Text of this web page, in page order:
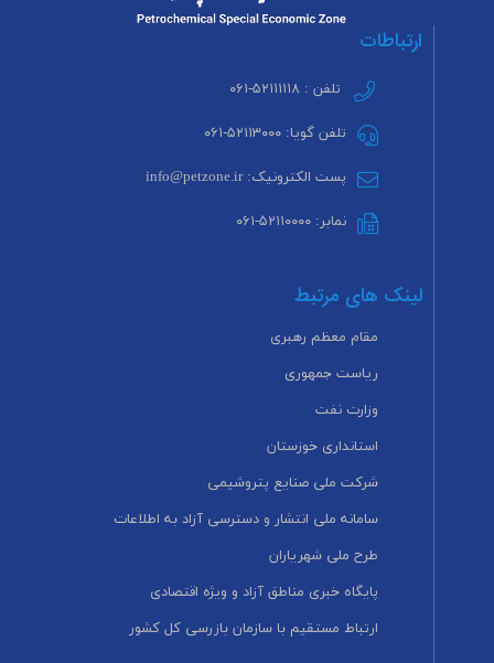
ارتباطات
تلفن : ۵۲۱۱۱۱۱۸-۰۶۱
تلفن گویا: ۵۲۱۱۳۰۰۰-۰۶۱
پست الکترونیک: info@petzone.ir
نمابر: ۵۲۱۱۰۰۰۰-۰۶۱
لینک های مرتبط
مقام معظم رهبری
ریاست جمهوری
وزارت نفت
استانداری خوزستان
شرکت ملی صنایع پتروشیمی
سامانه ملی انتشار و دسترسی آزاد به اطلاعات
طرح ملی شهریاران
پایگاه خبری مناطق آزاد و ویژه اقتصادی
ارتباط مستقیم با سازمان بازرسی کل کشور